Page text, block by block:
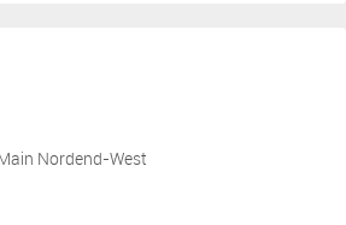
Nordend-West